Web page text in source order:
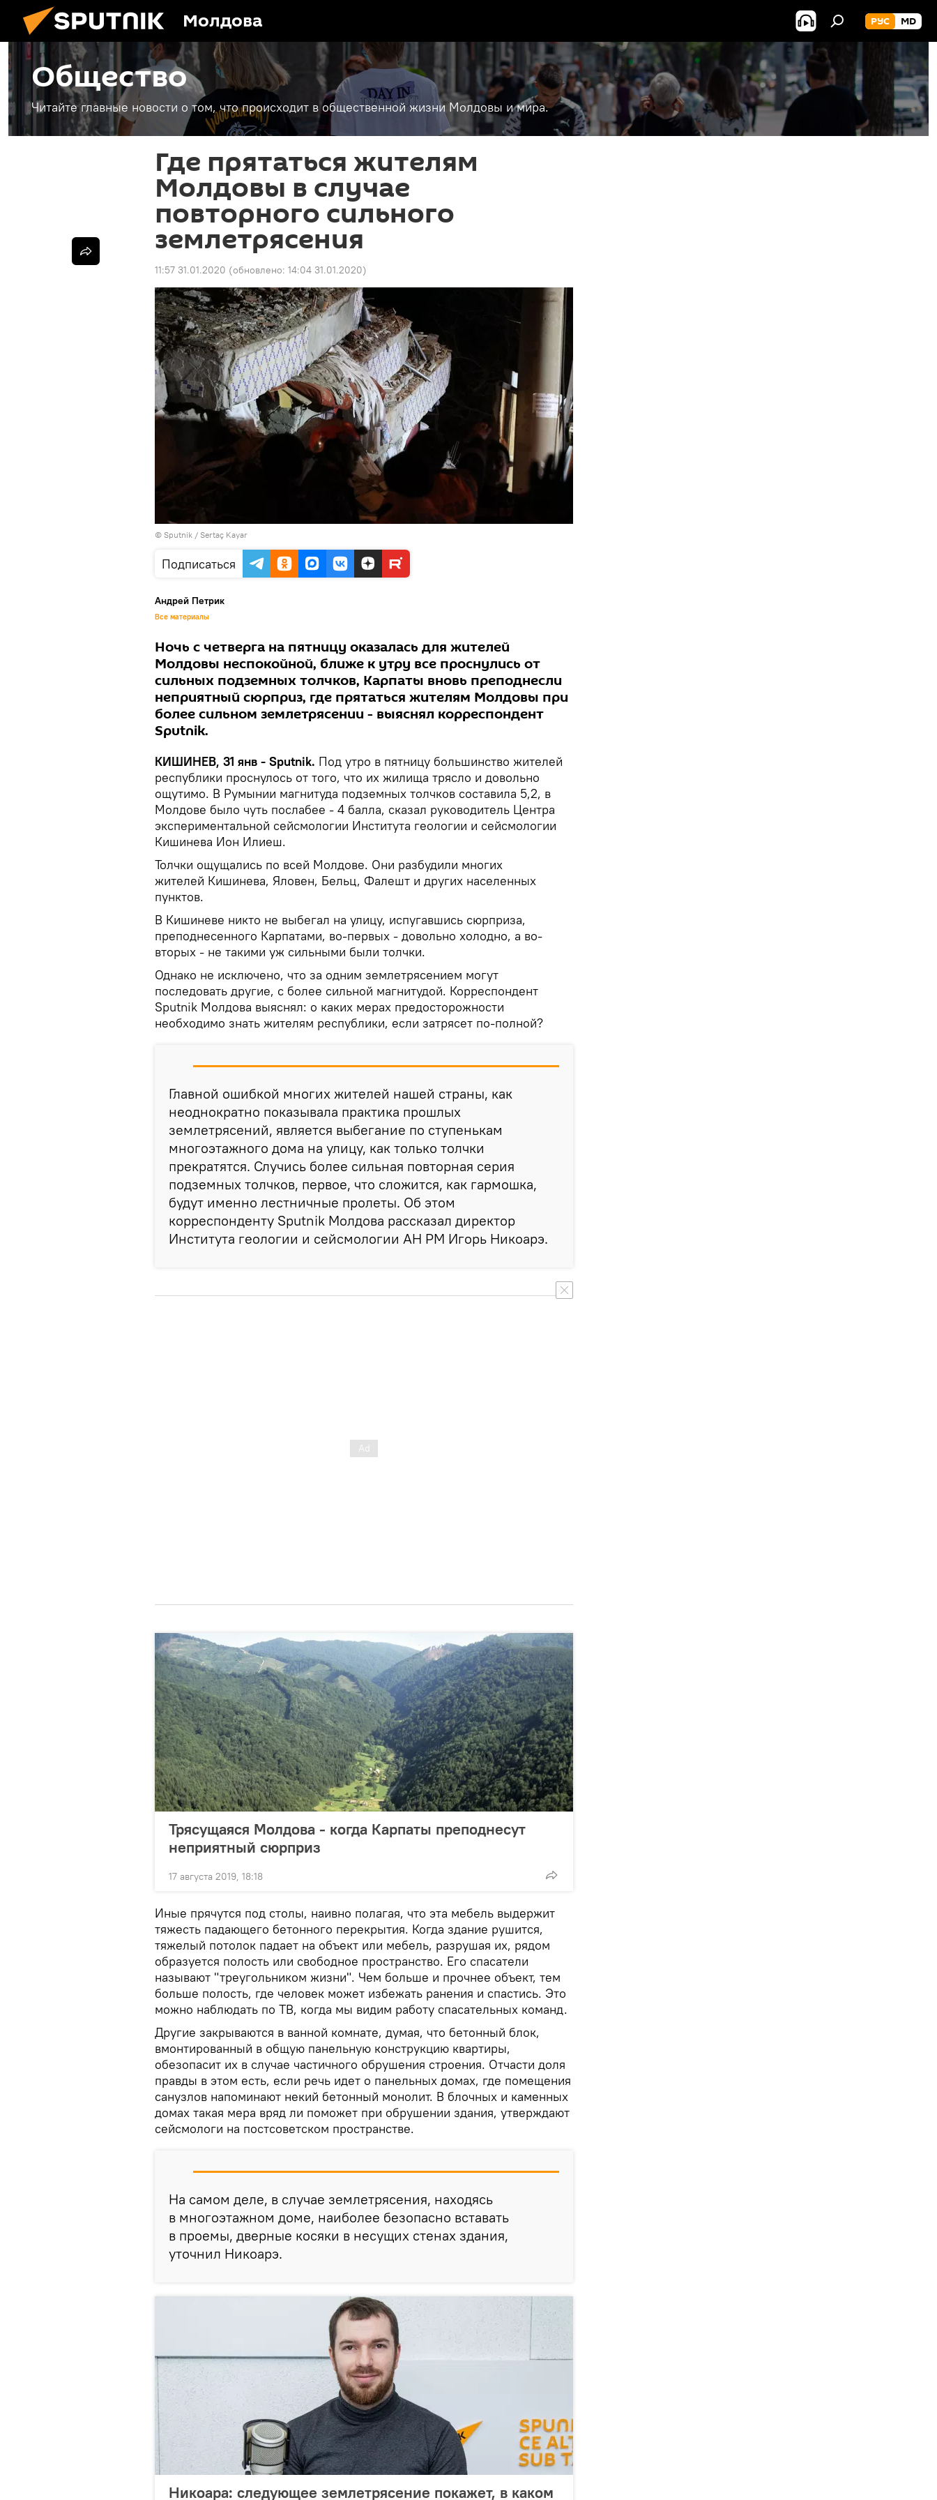
Молдова РУС MD
Общество
Читайте главные новости о том, что происходит в общественной жизни Молдовы и мира.
Где прятаться жителям
Молдовы в случае
повторного сильного
землетрясения
11:57 31.01.2020 (обновлено: 14:04 31.01.2020)
© Sputnik / Sertaç Kayar
Подписаться
Андрей Петрик
Все материалы
Ночь с четверга на пятницу оказалась для жителей
Молдовы неспокойной, ближе к утру все проснулись от
сильных подземных толчков, Карпаты вновь преподнесли
неприятный сюрприз, где прятаться жителям Молдовы при
более сильном землетрясении - выяснял корреспондент
Sputnik.
КИШИНЕВ, 31 янв - Sputnik. Под утро в пятницу большинство жителей
республики проснулось от того, что их жилища трясло и довольно
ощутимо. В Румынии магнитуда подземных толчков составила 5,2, в
Молдове было чуть послабее - 4 балла, сказал руководитель Центра
экспериментальной сейсмологии Института геологии и сейсмологии
Кишинева Ион Илиеш.
Толчки ощущались по всей Молдове. Они разбудили многих
жителей Кишинева, Яловен, Бельц, Фалешт и других населенных
пунктов.
В Кишиневе никто не выбегал на улицу, испугавшись сюрприза,
преподнесенного Карпатами, во-первых - довольно холодно, а во-
вторых - не такими уж сильными были толчки.
Однако не исключено, что за одним землетрясением могут
последовать другие, с более сильной магнитудой. Корреспондент
Sputnik Молдова выяснял: о каких мерах предосторожности
необходимо знать жителям республики, если затрясет по-полной?
Главной ошибкой многих жителей нашей страны, как
неоднократно показывала практика прошлых
землетрясений, является выбегание по ступенькам
многоэтажного дома на улицу, как только толчки
прекратятся. Случись более сильная повторная серия
подземных толчков, первое, что сложится, как гармошка,
будут именно лестничные пролеты. Об этом
корреспонденту Sputnik Молдова рассказал директор
Института геологии и сейсмологии АН РМ Игорь Никоарэ.
Трясущаяся Молдова - когда Карпаты преподнесут
неприятный сюрприз
17 августа 2019, 18:18
Иные прячутся под столы, наивно полагая, что эта мебель выдержит
тяжесть падающего бетонного перекрытия. Когда здание рушится,
тяжелый потолок падает на объект или мебель, разрушая их, рядом
образуется полость или свободное пространство. Его спасатели
называют "треугольником жизни". Чем больше и прочнее объект, тем
больше полость, где человек может избежать ранения и спастись. Это
можно наблюдать по ТВ, когда мы видим работу спасательных команд.
Другие закрываются в ванной комнате, думая, что бетонный блок,
вмонтированный в общую панельную конструкцию квартиры,
обезопасит их в случае частичного обрушения строения. Отчасти доля
правды в этом есть, если речь идет о панельных домах, где помещения
санузлов напоминают некий бетонный монолит. В блочных и каменных
домах такая мера вряд ли поможет при обрушении здания, утверждают
сейсмологи на постсоветском пространстве.
На самом деле, в случае землетрясения, находясь
в многоэтажном доме, наиболее безопасно вставать
в проемы, дверные косяки в несущих стенах здания,
уточнил Никоарэ.
Никоара: следующее землетрясение покажет, в каком